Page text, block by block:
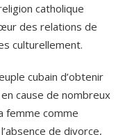
catholique
des relations de
culturellement.
cubain d’obtenir
cause de nombreux
femme comme
de divorce,